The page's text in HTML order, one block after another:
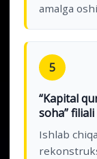
amalga
5
“Kapital
soha” filiali
Ishlab